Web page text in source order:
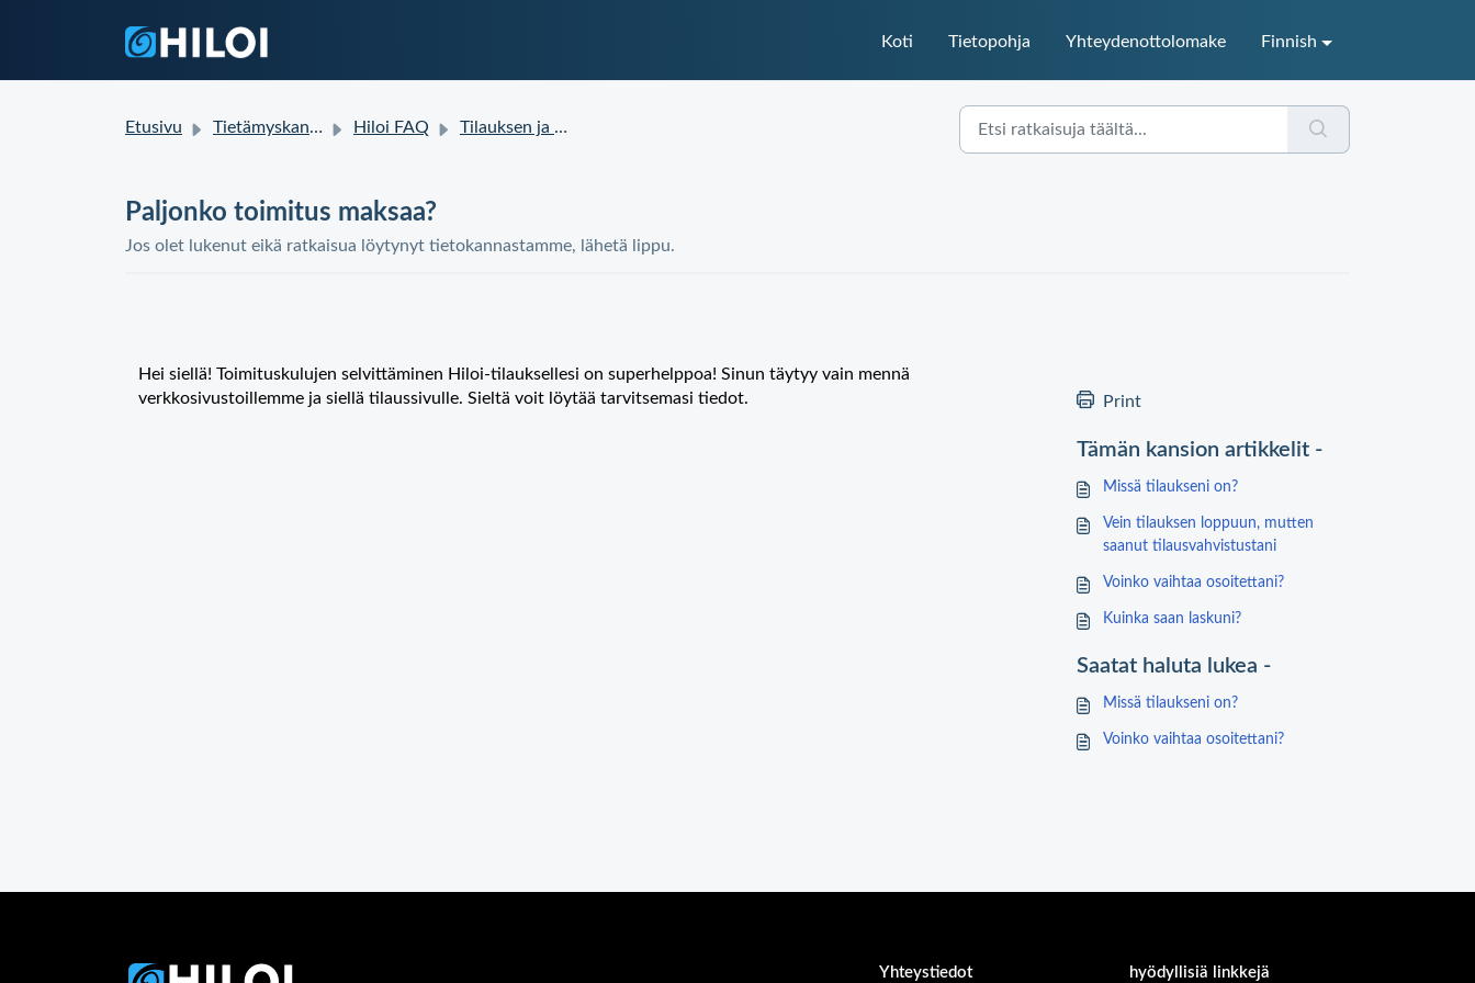
Koti Tietopohja Yhteydenottolomake Finnish
Etusivu Tietämyskanta Hiloi FAQ Tilauksen ja Toimituksen Tila
Paljonko toimitus maksaa?
Jos olet lukenut eikä ratkaisua löytynyt tietokannastamme, lähetä lippu.
Hei siellä! Toimituskulujen selvittäminen Hiloi-tilauksellesi on superhelppoa! Sinun täytyy vain mennä
verkkosivustoillemme ja siellä tilaussivulle. Sieltä voit löytää tarvitsemasi tiedot.
Print
Tämän kansion artikkelit -
Missä tilaukseni on?
Vein tilauksen loppuun, mutten
saanut tilausvahvistustani
Voinko vaihtaa osoitettani?
Kuinka saan laskuni?
Saatat haluta lukea -
Missä tilaukseni on?
Voinko vaihtaa osoitettani?
Yhteystiedot hyödyllisiä linkkejä